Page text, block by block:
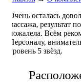
Очень осталась
массажа, результат
пожалела. Всём
Персоналу,
уровень 5 звёзд.